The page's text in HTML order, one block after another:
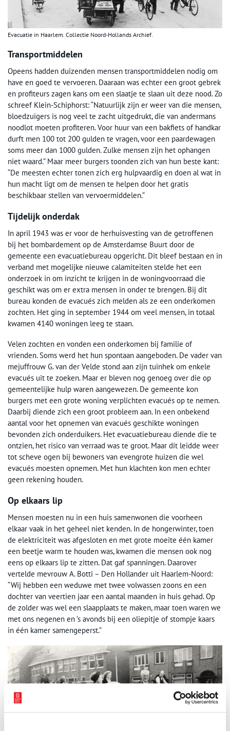
Evacuatie in Haarlem. Collectie Noord-Hollands Archief.
Transportmiddelen
Opeens hadden duizenden mensen transportmiddelen nodig om
have en goed te vervoeren. Daaraan was echter een groot gebrek
en profiteurs zagen kans om een slaatje te slaan uit deze nood. Zo
schreef Klein-Schiphorst: “Natuurlijk zijn er weer van die mensen,
bloedzuigers is nog veel te zacht uitgedrukt, die van andermans
noodlot moeten profiteren. Voor huur van een bakfiets of handkar
durft men 100 tot 200 gulden te vragen, voor een paardewagen
soms meer dan 1000 gulden. Zulke mensen zijn het ophangen
niet waard.” Maar meer burgers toonden zich van hun beste kant:
“De meesten echter tonen zich erg hulpvaardig en doen al wat in
hun macht ligt om de mensen te helpen door het gratis
beschikbaar stellen van vervoermiddelen.”
Tijdelijk onderdak
In april 1943 was er voor de herhuisvesting van de getroffenen
bij het bombardement op de Amsterdamse Buurt door de
gemeente een evacuatiebureau opgericht. Dit bleef bestaan en in
verband met mogelijke nieuwe calamiteiten stelde het een
onderzoek in om inzicht te krijgen in de woningvoorraad die
geschikt was om er extra mensen in onder te brengen. Bij dit
bureau konden de evacués zich melden als ze een onderkomen
zochten. Het ging in september 1944 om veel mensen, in totaal
kwamen 4140 woningen leeg te staan.
Velen zochten en vonden een onderkomen bij familie of
vrienden. Soms werd het hun spontaan aangeboden. De vader van
mejuffrouw G. van der Velde stond aan zijn tuinhek om enkele
evacués uit te zoeken. Maar er bleven nog genoeg over die op
gemeentelijke hulp waren aangewezen. De gemeente kon
burgers met een grote woning verplichten evacués op te nemen.
Daarbij diende zich een groot probleem aan. In een onbekend
aantal voor het opnemen van evacués geschikte woningen
bevonden zich onderduikers. Het evacuatiebureau diende die te
ontzien, het risico van verraad was te groot. Maar dit leidde weer
tot scheve ogen bij bewoners van evengrote huizen die wel
evacués moesten opnemen. Met hun klachten kon men echter
geen rekening houden.
Op elkaars lip
Mensen moesten nu in een huis samenwonen die voorheen
elkaar vaak in het geheel niet kenden. In de hongerwinter, toen
de elektriciteit was afgesloten en met grote moeite één kamer
een beetje warm te houden was, kwamen die mensen ook nog
eens op elkaars lip te zitten. Dat gaf spanningen. Daarover
vertelde mevrouw A. Botti – Den Hollander uit Haarlem-Noord:
“Wij hebben een weduwe met twee volwassen zoons en een
dochter van veertien jaar een aantal maanden in huis gehad. Op
de zolder was wel een slaapplaats te maken, maar toen waren we
met ons negenen en ’s avonds bij een oliepitje of stompje kaars
in één kamer samengeperst.”